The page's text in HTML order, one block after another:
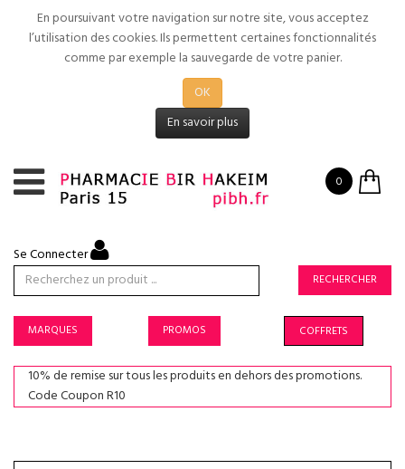
En poursuivant votre navigation sur notre site, vous acceptez
l’utilisation des cookies. Ils permettent certaines fonctionnalités
comme par exemple la sauvegarde de votre panier.
OK
En savoir plus
0
Se Connecter
RECHERCHER
MARQUES PROMOS COFFRETS
10% de remise sur tous les produits en dehors des promotions.
Code Coupon R10